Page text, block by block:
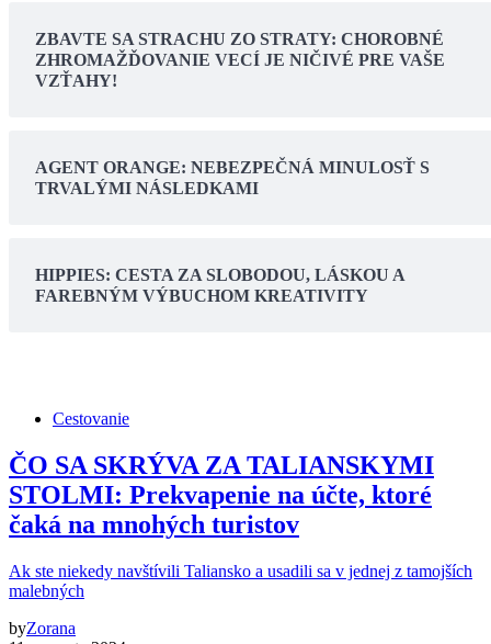
ZBAVTE SA STRACHU ZO STRATY: CHOROBNÉ
ZHROMAŽĎOVANIE VECÍ JE NIČIVÉ PRE VAŠE
VZŤAHY!
AGENT ORANGE: NEBEZPEČNÁ MINULOSŤ S
TRVALÝMI NÁSLEDKAMI
HIPPIES: CESTA ZA SLOBODOU, LÁSKOU A
FAREBNÝM VÝBUCHOM KREATIVITY
Cestovanie
ČO SA SKRÝVA ZA TALIANSKYMI
STOLMI: Prekvapenie na účte, ktoré
čaká na mnohých turistov
Ak ste niekedy navštívili Taliansko a usadili sa v jednej z tamojších
malebných
byZorana